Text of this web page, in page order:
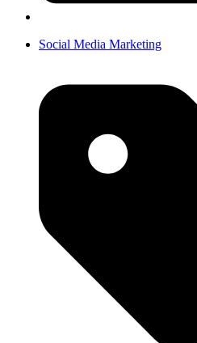
Social Media Marketing